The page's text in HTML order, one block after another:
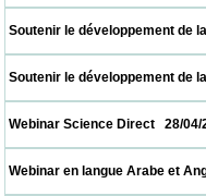
Soutenir le
Soutenir le
Webinar Science
Webinar en langue